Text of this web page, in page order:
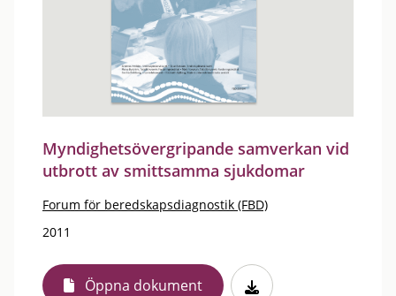
Myndighetsövergripande samverkan vid
utbrott av smittsamma sjukdomar
Forum för beredskapsdiagnostik (FBD)
2011
Öppna dokument